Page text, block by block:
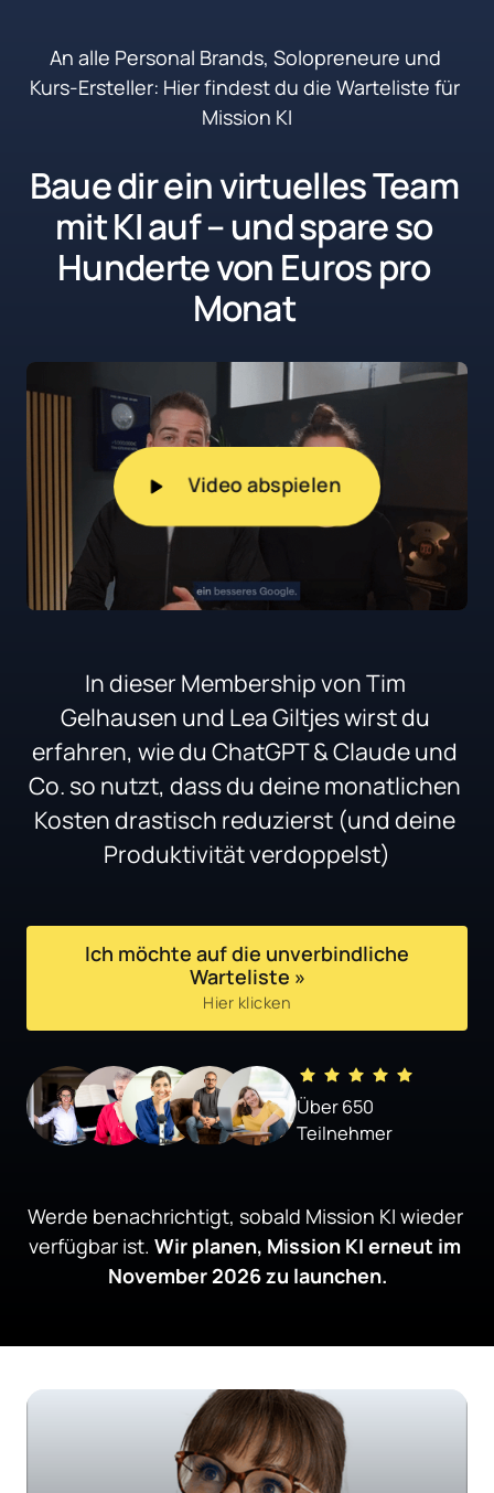
An alle Personal Brands, Solopreneure und
Kurs-Ersteller: Hier findest du die Warteliste für
Mission KI
Baue dir ein virtuelles Team
mit KI auf – und spare so
Hunderte von Euros pro
Monat
Video abspielen
In dieser Membership von Tim
Gelhausen und Lea Giltjes wirst du
erfahren, wie du ChatGPT & Claude und
Co. so nutzt, dass du deine monatlichen
Kosten drastisch reduzierst (und deine
Produktivität verdoppelst)
Ich möchte auf die unverbindliche
Warteliste »
Hier klicken
Über 650
Teilnehmer
Werde benachrichtigt, sobald Mission KI wieder
verfügbar ist. Wir planen, Mission KI erneut im
November 2026 zu launchen.